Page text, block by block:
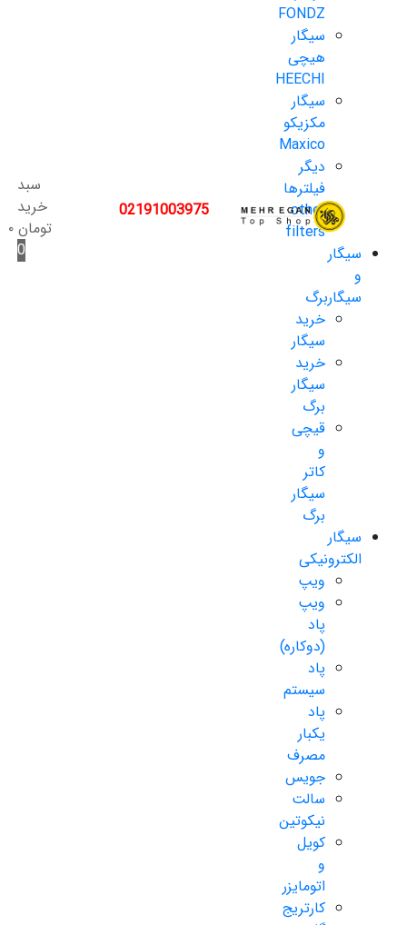
FONDZ
سیگار
هیچی
HEECHI
سیگار
مکزیکو
Maxico
دیگر
فیلترها
other
filters
سیگار
و
سیگاربرگ
خرید
سیگار
خرید
سیگار
برگ
قیچی
و
کاتر
سیگار
برگ
سیگار
الکترونیکی
ویپ
ویپ
پاد
(دوکاره)
پاد
سیستم
پاد
یکبار
مصرف
جویس
سالت
نیکوتین
کویل
و
اتومایزر
کارتریج
02191003975
سبد
خرید
تومان۰
0